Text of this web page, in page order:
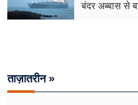
वेब स्टोरीज
वीडियो
बंदर अब्बास से
ताज़ातरीन »